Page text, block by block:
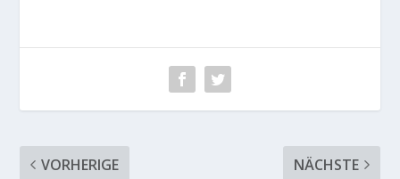
VORHERIGE NÄCHSTE